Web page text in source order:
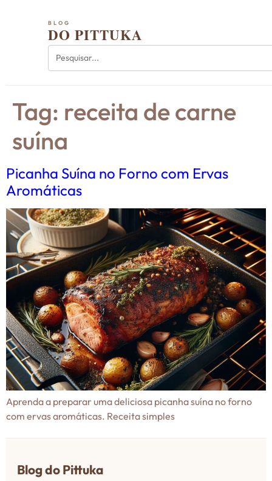
BLOG
DO PITTUKA
Tag: receita de carne
suína
Picanha Suína no Forno com Ervas
Aromáticas
Aprenda a preparar uma deliciosa picanha suína no forno
com ervas aromáticas. Receita simples
Blog do Pittuka